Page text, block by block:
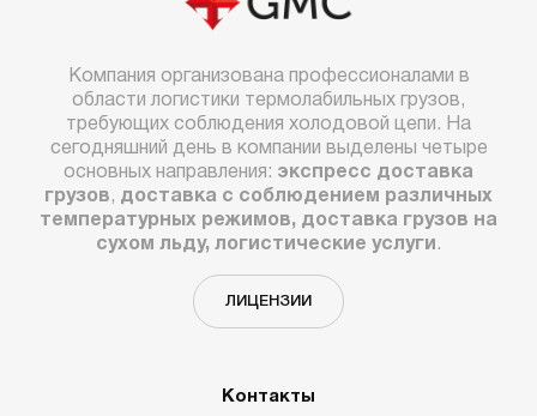
Компания организована профессионалами в
области логистики термолабильных грузов,
требующих соблюдения холодовой цепи. На
сегодняшний день в компании выделены четыре
основных направления: экспресс доставка
грузов, доставка с соблюдением различных
температурных режимов, доставка грузов на
сухом льду, логистические услуги .
ЛИЦЕНЗИИ
Контакты